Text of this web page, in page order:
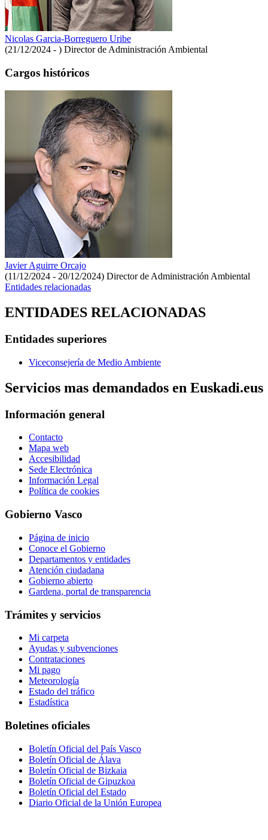
Nicolas Garcia-Borreguero Uribe
(21/12/2024 - ) Director de Administración Ambiental
Cargos históricos
Javier Aguirre Orcajo
(11/12/2024 - 20/12/2024) Director de Administración Ambiental
Entidades relacionadas
ENTIDADES RELACIONADAS
Entidades superiores
Viceconsejería de Medio Ambiente
Servicios mas demandados en Euskadi.eus
Información general
Contacto
Mapa web
Accesibilidad
Sede Electrónica
Información Legal
Política de cookies
Gobierno Vasco
Página de inicio
Conoce el Gobierno
Departamentos y entidades
Atención ciudadana
Gobierno abierto
Gardena, portal de transparencia
Trámites y servicios
Mi carpeta
Ayudas y subvenciones
Contrataciones
Mi pago
Meteorología
Estado del tráfico
Estadística
Boletines oficiales
Boletín Oficial del País Vasco
Boletín Oficial de Álava
Boletín Oficial de Bizkaia
Boletín Oficial de Gipuzkoa
Boletín Oficial del Estado
Diario Oficial de la Unión Europea